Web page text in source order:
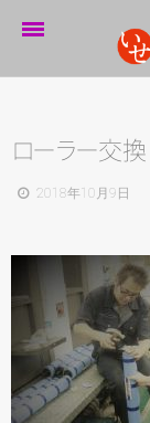
伊勢出版だより
営業案内
企業情報
採用情報
パートナーシップ
お問い合わせ
ローラー交換
2018年10月9日